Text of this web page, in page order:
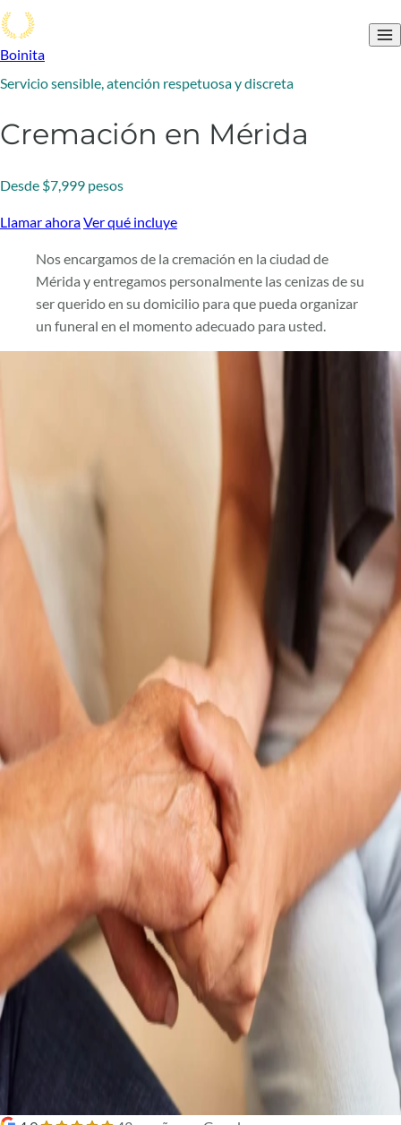
Boinita
Servicio sensible, atención respetuosa y discreta
Cremación en Mérida
Desde $7,999 pesos
Llamar ahoraVer qué incluye
Nos encargamos de la cremación en la ciudad de
Mérida y entregamos personalmente las cenizas de su
ser querido en su domicilio para que pueda organizar
un funeral en el momento adecuado para usted.